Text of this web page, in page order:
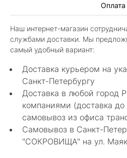
Оплата
Наш интернет-магазин
службами доставки. Мы
самый удобный вариант:
Доставка курьером на
Санкт-Петербургу
Доставка в любой город
компаниями (доставка
самовывоз из офиса
Самовывоз в Санкт-
"СОКРОВИЩА" на ул.
Классные изделия,
в других магазинах.
грамотные специалисты в
с выбором.
Показать полностью
Нелли Г.
4 мая 2025
Каждый раз бывая на
12 в Санкт-Петербурге